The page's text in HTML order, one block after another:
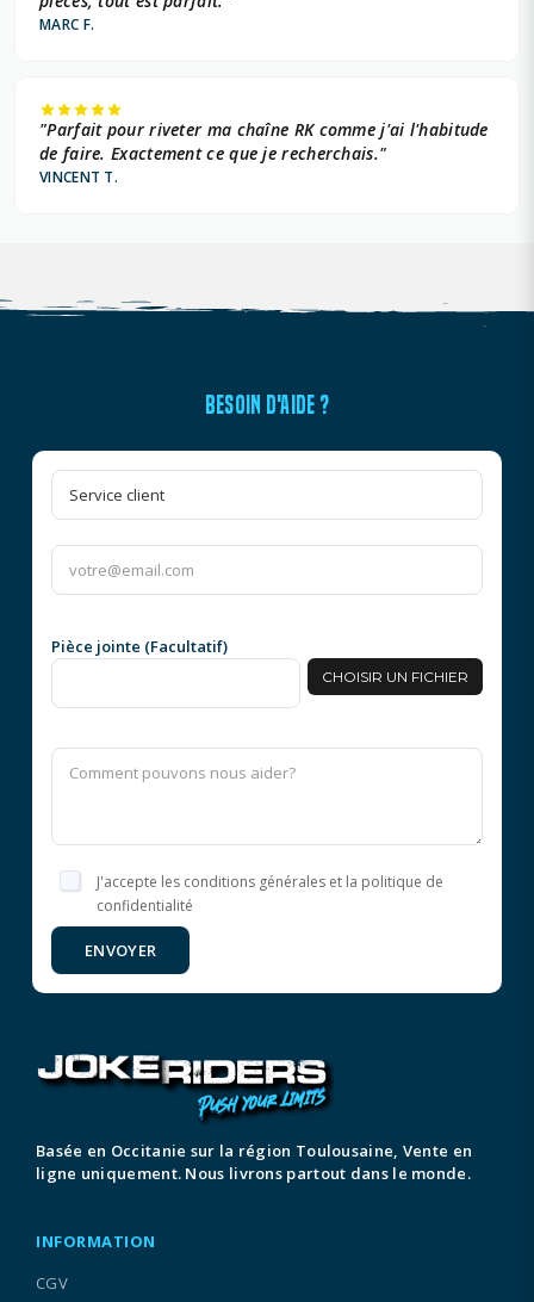
MARC F.
"Parfait pour riveter ma chaîne RK comme j'ai l'habitude
de faire. Exactement ce que je recherchais."
VINCENT T.
BESOIN D'AIDE ?
Pièce jointe (Facultatif)
CHOISIR UN FICHIER
J'accepte les conditions générales et la politique de
confidentialité
ENVOYER
Basée en Occitanie sur la région Toulousaine, Vente en
ligne uniquement. Nous livrons partout dans le monde.
INFORMATION
CGV